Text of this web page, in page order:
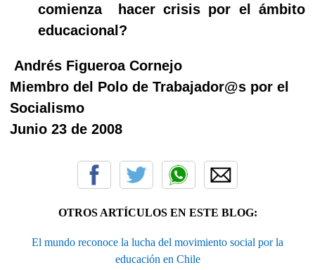
comienza
hacer crisis por el ámbito
educacional?
Andrés Figueroa Cornejo
Miembro del Polo de Trabajador@s por el
Socialismo
Junio 23 de 2008
OTROS ARTÍCULOS EN ESTE BLOG:
El mundo reconoce la lucha del movimiento social por la
educación en Chile